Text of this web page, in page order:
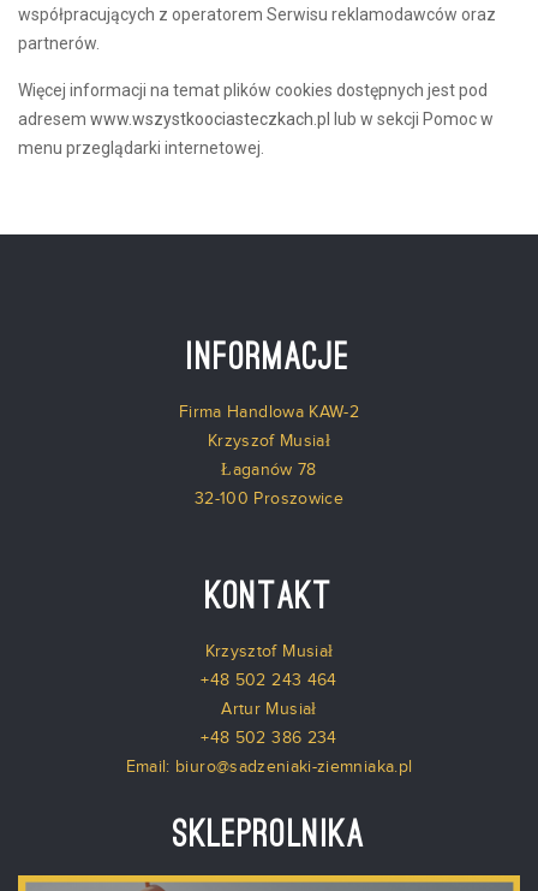
współpracujących z operatorem Serwisu reklamodawców oraz
partnerów.
Więcej informacji na temat plików cookies dostępnych jest pod
adresem www.wszystkoociasteczkach.pl
lub w sekcji Pomoc w
menu przeglądarki internetowej.
Informacje
Firma Handlowa KAW-2
Krzyszof Musiał
Łaganów 78
32-100 Proszowice
Kontakt
Krzysztof Musiał
+48 502 243 464
Artur Musiał
+48 502 386 234
Email: biuro@sadzeniaki-ziemniaka.pl
Skleprolnika